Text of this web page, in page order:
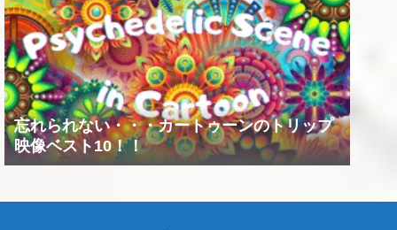
忘れられない・・・カートゥーンのトリップ
映像ベスト10！！